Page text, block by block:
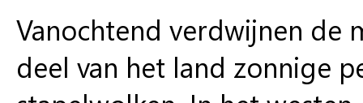
Vanochtend verdwijnen de
deel van het land zonnige